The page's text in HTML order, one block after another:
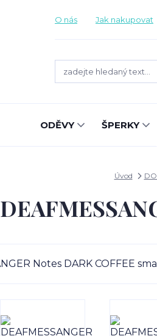
O nás Jak nakupovat
ODĚVY ŠPERKY
Úvod